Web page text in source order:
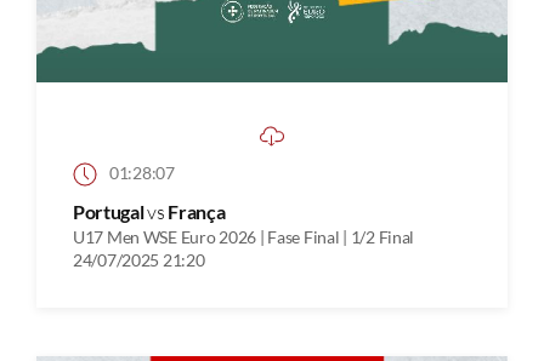
01:28:07
Portugalvs França
U17 Men WSE Euro 2026 | Fase Final | 1/2 Final
24/07/2025 21:20